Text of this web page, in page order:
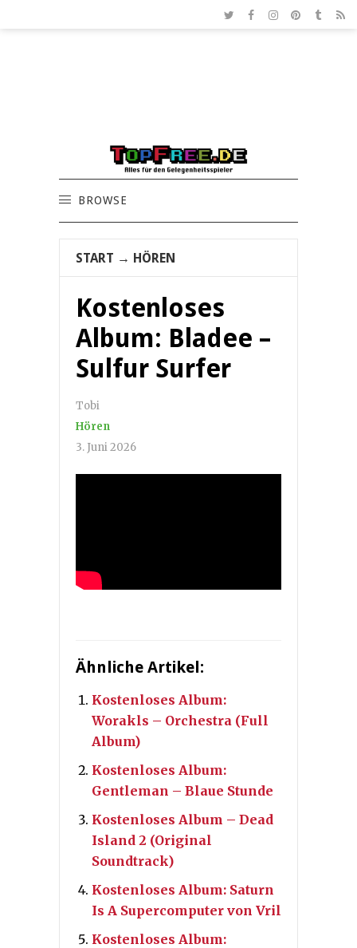
BROWSE
START → HÖREN
Kostenloses
Album: Bladee –
Sulfur Surfer
Tobi
Hören
3. Juni 2026
Ähnliche Artikel:
Kostenloses Album:
Worakls – Orchestra (Full
Album)
Kostenloses Album:
Gentleman – Blaue Stunde
Kostenloses Album – Dead
Island 2 (Original
Soundtrack)
Kostenloses Album: Saturn
Is A Supercomputer von Vril
Kostenloses Album: